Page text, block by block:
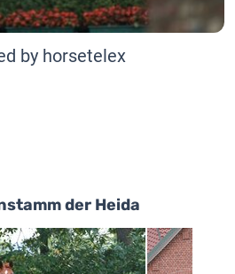
by horsetelex
der Heida